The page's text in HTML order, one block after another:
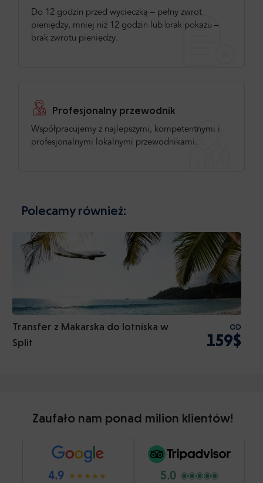
Do 12 godzin przed wycieczką – pełny zwrot
pieniędzy, mniej niż 12 godzin lub brak pokazu –
brak zwrotu pieniędzy.
Profesjonalny przewodnik
Współpracujemy z najlepszymi, kompetentnymi i
profesjonalnymi lokalnymi przewodnikami.
Polecamy również:
Transfer z Makarska do lotniska w
Split
OD
159$
Zaufało nam ponad milion klientów!
4.9 5.0